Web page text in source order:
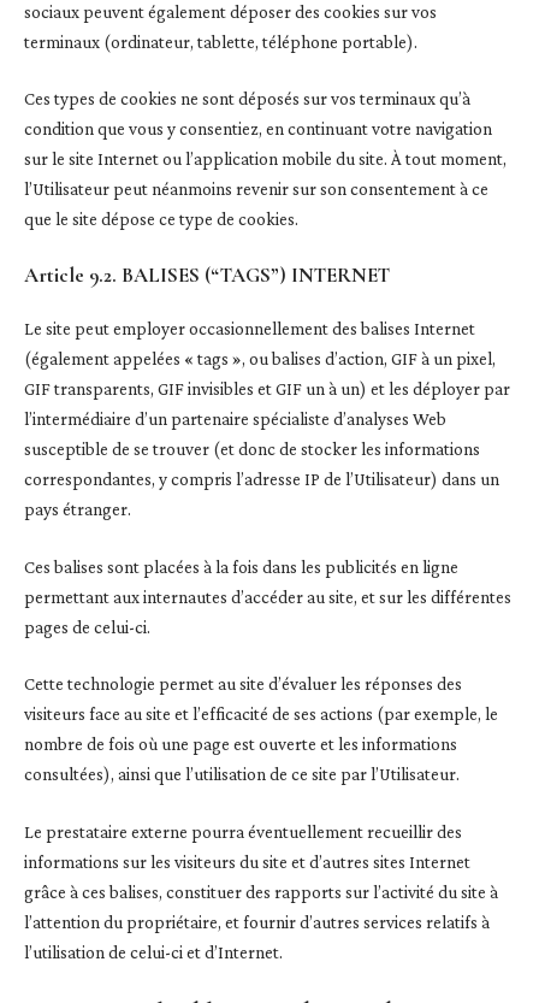
sociaux peuvent également déposer des cookies sur vos
terminaux (ordinateur, tablette, téléphone portable).
Ces types de cookies ne sont déposés sur vos terminaux qu’à
condition que vous y consentiez, en continuant votre navigation
sur le site Internet ou l’application mobile du site. À tout moment,
l’Utilisateur peut néanmoins revenir sur son consentement à ce
que le site dépose ce type de cookies.
Article 9.2. BALISES (“TAGS”) INTERNET
Le site peut employer occasionnellement des balises Internet
(également appelées « tags », ou balises d’action, GIF à un pixel,
GIF transparents, GIF invisibles et GIF un à un) et les déployer par
l’intermédiaire d’un partenaire spécialiste d’analyses Web
susceptible de se trouver (et donc de stocker les informations
correspondantes, y compris l’adresse IP de l’Utilisateur) dans un
pays étranger.
Ces balises sont placées à la fois dans les publicités en ligne
permettant aux internautes d’accéder au site, et sur les différentes
pages de celui-ci.
Cette technologie permet au site d’évaluer les réponses des
visiteurs face au site et l’efficacité de ses actions (par exemple, le
nombre de fois où une page est ouverte et les informations
consultées), ainsi que l’utilisation de ce site par l’Utilisateur.
Le prestataire externe pourra éventuellement recueillir des
informations sur les visiteurs du site et d’autres sites Internet
grâce à ces balises, constituer des rapports sur l’activité du site à
l’attention du propriétaire, et fournir d’autres services relatifs à
l’utilisation de celui-ci et d’Internet.